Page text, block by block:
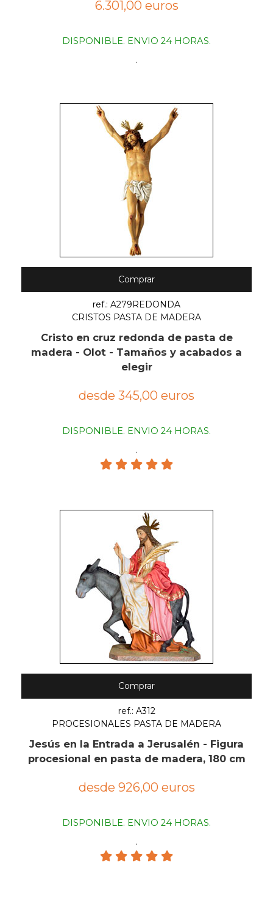
6.301,00 euros
DISPONIBLE. ENVIO 24 HORAS.
.
Comprar
ref.: A279REDONDA
CRISTOS PASTA DE MADERA
Cristo en cruz redonda de pasta de
madera - Olot - Tamaños y acabados a
elegir
desde 345,00 euros
DISPONIBLE. ENVIO 24 HORAS.
.
Comprar
ref.: A312
PROCESIONALES PASTA DE MADERA
Jesús en la Entrada a Jerusalén - Figura
procesional en pasta de madera, 180 cm
desde 926,00 euros
DISPONIBLE. ENVIO 24 HORAS.
.